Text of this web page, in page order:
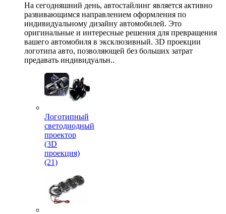
На сегодняшний день, автостайлинг является активно
развивающимся направлением оформления по
индивидуальному дизайну автомобилей. Это
оригинальные и интересные решения для превращения
вашего автомобиля в эксклюзивный. 3D проекции
логотипа авто, позволяющей без больших затрат
предавать индивидуальн..
Логотипный
светодиодный
проектор
(3D
проекция)
(21)